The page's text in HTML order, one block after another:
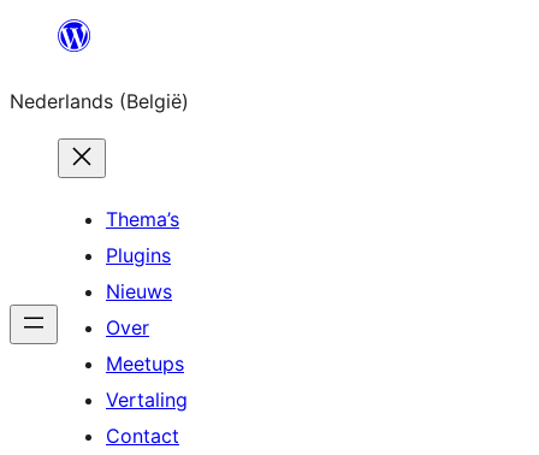
Spring
de
inhoud
Nederlands (België)
Thema’s
Plugins
Nieuws
Over
Meetups
Vertaling
Contact